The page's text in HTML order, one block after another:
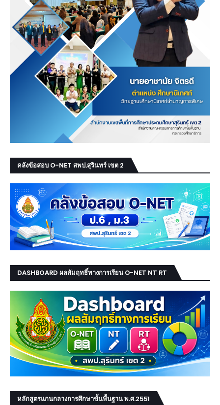
คลังข้อสอบ O-NET สพป.สุรินทร์ เขต 2
DASHBOARD ผลสัมฤทธิ์ทางการเรียน O-NET NT RT
หลักสูตรแกนกลางการศึกษาขั้นพื้นฐาน พ.ศ.2551